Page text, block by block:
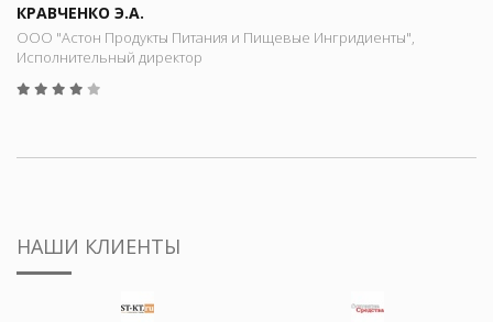
КРАВЧЕНКО Э.А.
ООО "Астон Продукты Питания и Пищевые Ингридиенты",
Исполнительный директор
НАШИ КЛИЕНТЫ